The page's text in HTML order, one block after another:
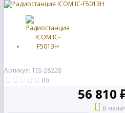
Артикул: TSS-28228
(0)
56 810
В